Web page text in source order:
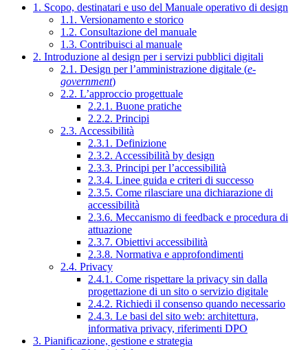
1. Scopo, destinatari e uso del Manuale operativo di design
1.1. Versionamento e storico
1.2. Consultazione del manuale
1.3. Contribuisci al manuale
2. Introduzione al design per i servizi pubblici digitali
2.1. Design per l’amministrazione digitale (e-
government)
2.2. L’approccio progettuale
2.2.1. Buone pratiche
2.2.2. Principi
2.3. Accessibilità
2.3.1. Definizione
2.3.2. Accessibilità by design
2.3.3. Principi per l’accessibilità
2.3.4. Linee guida e criteri di successo
2.3.5. Come rilasciare una dichiarazione di
accessibilità
2.3.6. Meccanismo di feedback e procedura di
attuazione
2.3.7. Obiettivi accessibilità
2.3.8. Normativa e approfondimenti
2.4. Privacy
2.4.1. Come rispettare la privacy sin dalla
progettazione di un sito o servizio digitale
2.4.2. Richiedi il consenso quando necessario
2.4.3. Le basi del sito web: architettura,
informativa privacy, riferimenti DPO
3. Pianificazione, gestione e strategia